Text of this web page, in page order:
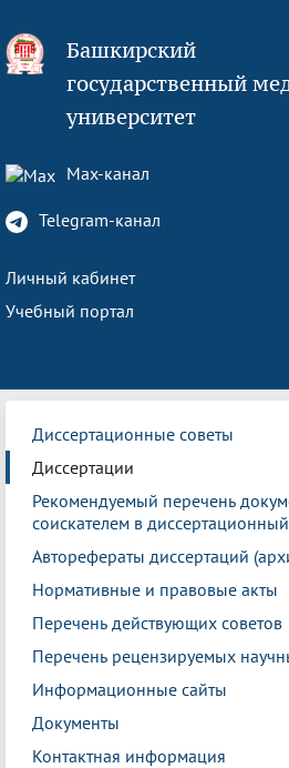
Башкирский
государственный
университет
Max-канал
Telegram-канал
Личный кабинет
Учебный портал
Диссертационные советы
Диссертации
Рекомендуемый перечень
соискателем в
Авторефераты диссертаций
Нормативные и правовые акты
Перечень действующих советов
Перечень рецензируемых
Информационные сайты
Документы
Контактная информация